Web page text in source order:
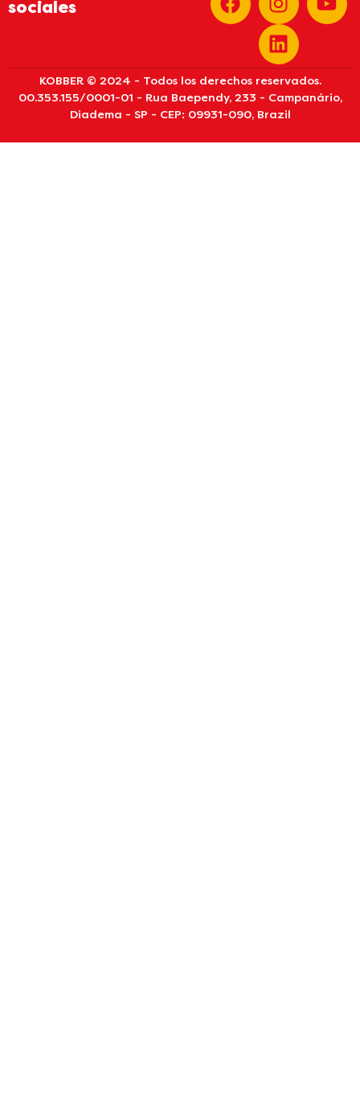
sociales
KOBBER © 2024 - Todos los derechos reservados.
00.353.155/0001-01 - Rua Baependy, 233 - Campanário,
Diadema - SP - CEP: 09931-090, Brazil